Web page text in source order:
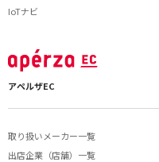
IoTナビ
アペルザEC
取り扱いメーカー一覧
出店企業（店舗）一覧